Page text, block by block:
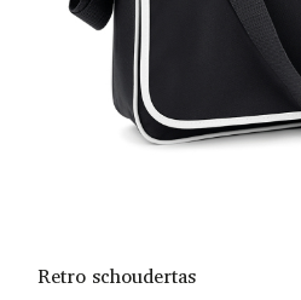
Retro schoudertas